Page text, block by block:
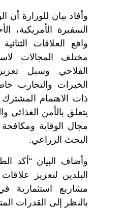
وأفاد بيان للوزارة أن
السفيرة الأمريكية،
واقع العلاقات
مختلف المجالات
الفلاحي وسبل
الخبرات والتجارب
ذات الاهتمام المشترك
يتعلق بالأمن الغذائي
مجال الوقاية
البحث الزراعي.
وأضاف البيان “أكد
البلدين لتعزيز
مشاريع استثمارية
بالنظر إلى القدرات